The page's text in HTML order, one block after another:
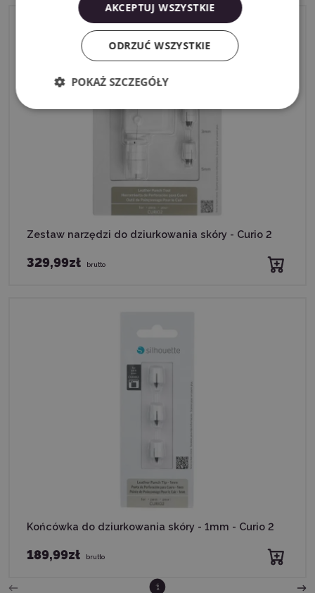
Zestaw narzędzi do dziurkowania skóry - Curio 2
329,99zł brutto
Końcówka do dziurkowania skóry - 1mm - Curio 2
189,99zł brutto
1
2
AKCEPTUJ WSZYSTKIE
ODRZUĆ WSZYSTKIE
POKAŻ SZCZEGÓŁY